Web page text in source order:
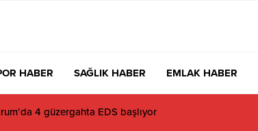
HABER SAĞLIK HABER EMLAK HABER
hesap uyarısı